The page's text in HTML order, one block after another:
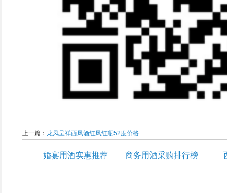
上一篇： 龙凤呈祥西凤酒红凤红瓶52度价格
婚宴用酒实惠推荐 商务用酒采购排行榜